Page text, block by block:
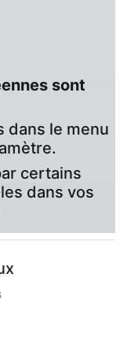
sont
dans le menu
certains
dans vos